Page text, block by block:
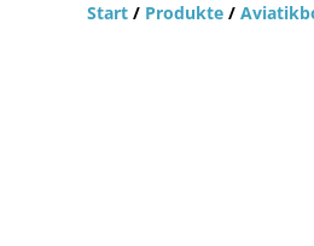
Start / Produkte /